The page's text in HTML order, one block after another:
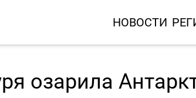
НОВОСТИ
озарила